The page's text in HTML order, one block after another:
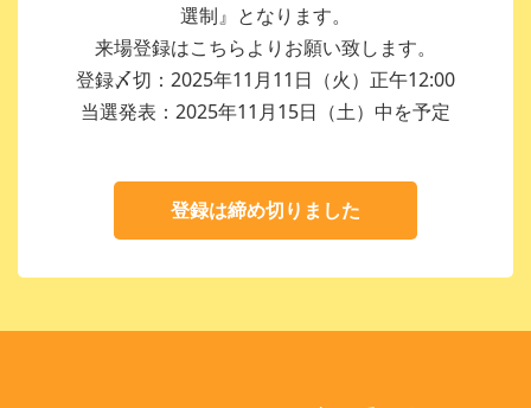
選制』となります。
来場登録はこちらよりお願い致します。
登録〆切：2025年11月11日（火）正午12:00
当選発表：2025年11月15日（土）中を予定
登録は締め切りました